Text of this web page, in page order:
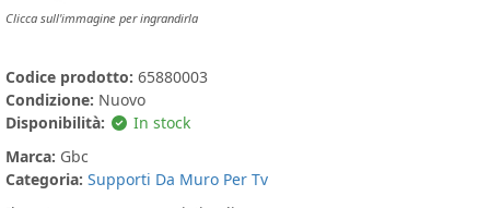
Clicca sull'immagine per ingrandirla
Codice prodotto: 65880003
Condizione: Nuovo
Disponibilità:
In stock
Marca: Gbc
Categoria: Supporti Da Muro Per Tv